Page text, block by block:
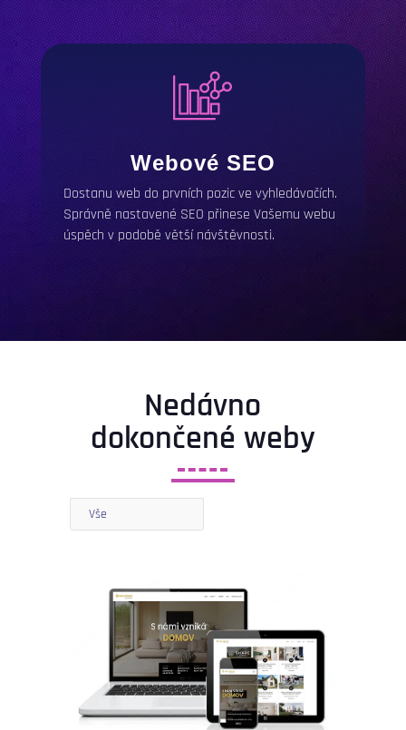
Webové SEO
Dostanu web do prvních pozic ve vyhledávačích.
Správně nastavené SEO přinese Vašemu webu
úspěch v podobě větší návštěvnosti.
Nedávno
dokončené weby
Vše